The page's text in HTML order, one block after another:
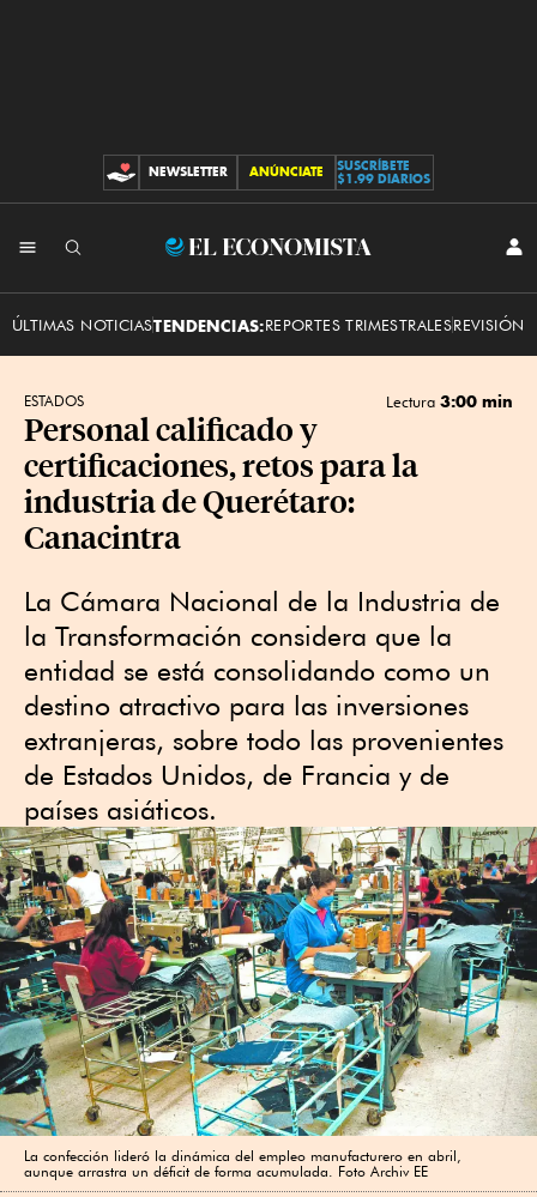
CONTRIBUCIONES
NEWSLETTER ANÚNCIATE
SUSCRÍBETE
$1.99 DIARIOS
El
ÚLTIMAS NOTICIASTENDENCIAS:REPORTES TRIMESTRALESREVISIÓN
ESTADOS Lectura 3:00 min
Personal calificado y
certificaciones, retos para la
industria de Querétaro:
Canacintra
La Cámara Nacional de la Industria de
la Transformación considera que la
entidad se está consolidando como un
destino atractivo para las inversiones
extranjeras, sobre todo las provenientes
de Estados Unidos, de Francia y de
países asiáticos.
La confección lideró la dinámica del empleo manufacturero en abril,
aunque arrastra un déficit de forma acumulada. Foto Archiv EE